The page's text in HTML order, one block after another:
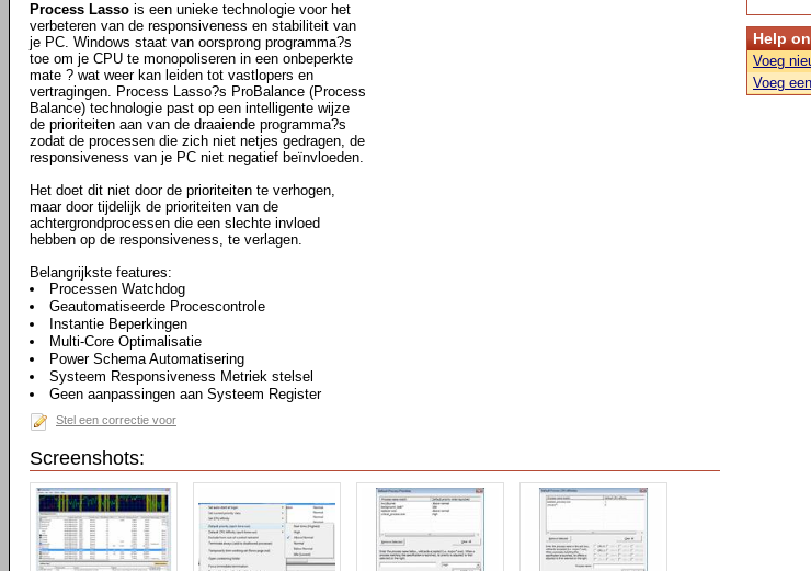
Process Lasso is een unieke technologie voor het
verbeteren van de responsiveness en stabiliteit van
je PC. Windows staat van oorsprong programma?s
toe om je CPU te monopoliseren in een onbeperkte
mate ? wat weer kan leiden tot vastlopers en
vertragingen. Process Lasso?s ProBalance (Process
Balance) technologie past op een intelligente wijze
de prioriteiten aan van de draaiende programma?s
zodat de processen die zich niet netjes gedragen, de
responsiveness van je PC niet negatief beïnvloeden.
Het doet dit niet door de prioriteiten te verhogen,
maar door tijdelijk de prioriteiten van de
achtergrondprocessen die een slechte invloed
hebben op de responsiveness, te verlagen.
Belangrijkste features:
Processen Watchdog
Geautomatiseerde Procescontrole
Instantie Beperkingen
Multi-Core Optimalisatie
Power Schema Automatisering
Systeem Responsiveness Metriek stelsel
Geen aanpassingen aan Systeem Register
Stel een correctie voor
Screenshots:
Help
Voeg
Voeg